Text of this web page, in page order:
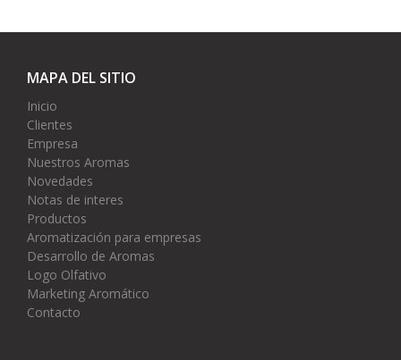
MAPA DEL SITIO
Inicio
Clientes
Empresa
Nuestros Aromas
Novedades
Notas de interes
Productos
Aromatización para empresas
Desarrollo de Aromas
Logo Olfativo
Marketing Aromático
Contacto